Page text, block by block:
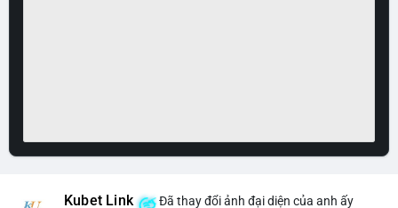
Kubet Link Đã thay đổi ảnh đại diện của anh ấy